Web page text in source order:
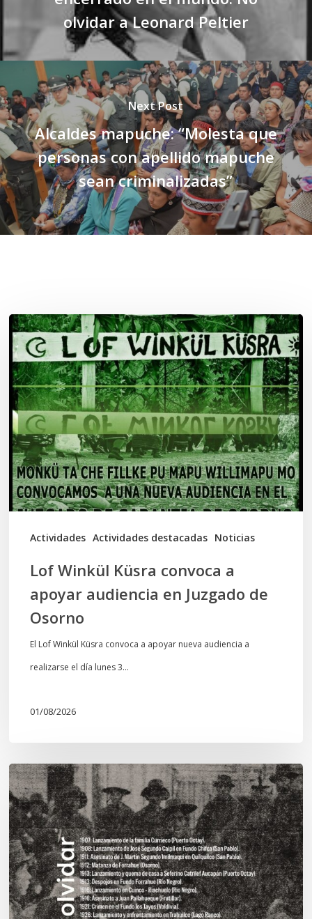
olvidar a Leonard Peltier
Next Post
Alcaldes mapuche: “Molesta que
personas con apellido mapuche
sean criminalizadas”
Actividades Actividades destacadas Noticias
Lof
Winkül
Küsra
convoca
a
apoyar
audiencia
en
Juzgado
Lof Winkül Küsra convoca a
apoyar audiencia en Juzgado de
Osorno
El Lof Winkül Küsra convoca a apoyar nueva audiencia a
realizarse el día lunes 3…
01/08/2026
Chawrakawin:
Palimpsesto
explora
a
través
del
arte